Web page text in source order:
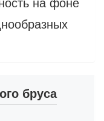
бруса